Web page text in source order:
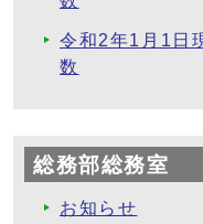
令和2年1月1日
数
総務部総務室
お知らせ